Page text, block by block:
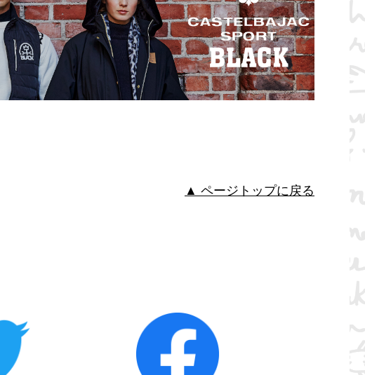
▲ ページトップに戻る